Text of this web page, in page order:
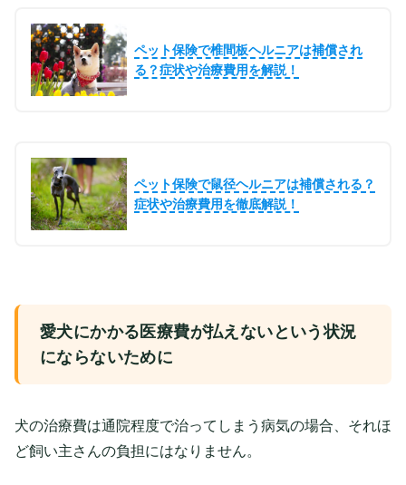
ペット保険で椎間板ヘルニアは補償され
る？症状や治療費用を解説！
ペット保険で鼠径ヘルニアは補償される？
症状や治療費用を徹底解説！
愛犬にかかる医療費が払えないという状況
にならないために
犬の治療費は通院程度で治ってしまう病気の場合、それほ
ど飼い主さんの負担にはなりません。